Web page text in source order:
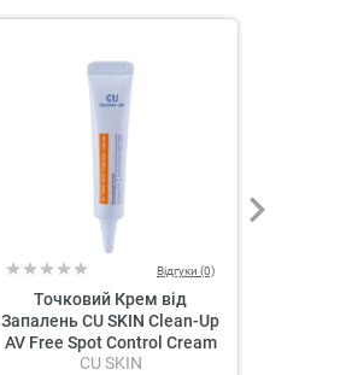
Відгуки (0)
Точковий Крем від
Запалень CU SKIN Clean-Up
AV Free Spot Control Cream
CU SKIN